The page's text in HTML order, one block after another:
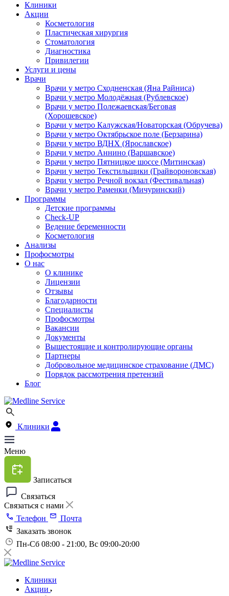
Клиники
Акции
Косметология
Пластическая хирургия
Стоматология
Диагностика
Привилегии
Услуги и цены
Врачи
Врачи у метро Сходненская (Яна Райниса)
Врачи у метро Молодёжная (Рублевское)
Врачи у метро Полежаевская/Беговая
(Хорошевское)
Врачи у метро Калужская/Новаторская (Обручева)
Врачи у метро Октябрьское поле (Берзарина)
Врачи у метро ВДНХ (Ярославское)
Врачи у метро Аннино (Варшавское)
Врачи у метро Пятницкое шоссе (Митинская)
Врачи у метро Текстильщики (Грайвороновская)
Врачи у метро Речной вокзал (Фестивальная)
Врачи у метро Раменки (Мичуринский)
Программы
Детские программы
Check-UP
Ведение беременности
Косметология
Анализы
Профосмотры
О нас
О клинике
Лицензии
Отзывы
Благодарности
Специалисты
Профосмотры
Вакансии
Документы
Вышестоящие и контролирующие органы
Партнеры
Добровольное медицинское страхование (ДМС)
Порядок рассмотрения претензий
Блог
Клиники
Меню
Записаться
Связаться
Связаться с нами
Телефон
Почта
Заказать звонок
Пн-Сб 08:00 - 21:00, Вс 09:00-20:00
Клиники
Акции